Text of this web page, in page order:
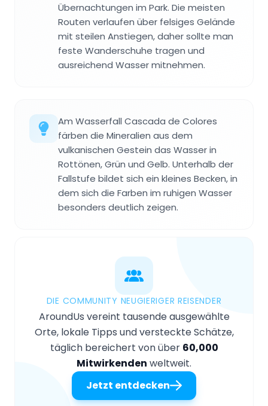
Übernachtungen im Park. Die meisten
Routen verlaufen über felsiges Gelände
mit steilen Anstiegen, daher sollte man
feste Wanderschuhe tragen und
ausreichend Wasser mitnehmen.
Am Wasserfall Cascada de Colores
färben die Mineralien aus dem
vulkanischen Gestein das Wasser in
Rottönen, Grün und Gelb. Unterhalb der
Fallstufe bildet sich ein kleines Becken, in
dem sich die Farben im ruhigen Wasser
besonders deutlich zeigen.
DIE COMMUNITY NEUGIERIGER REISENDER
AroundUs vereint tausende ausgewählte
Orte, lokale Tipps und versteckte Schätze,
täglich bereichert von über 60,000
Mitwirkenden weltweit.
Jetzt entdecken